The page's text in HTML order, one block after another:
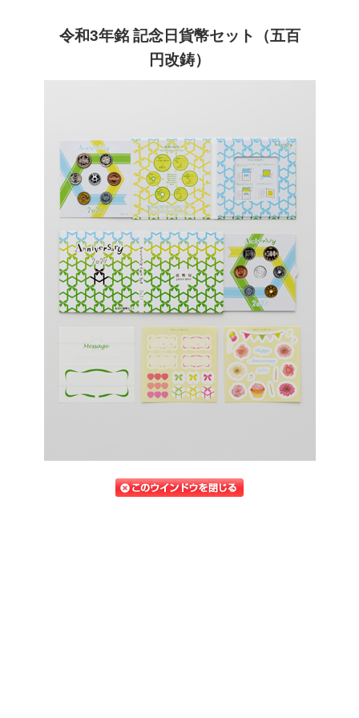
令和3年銘 記念日貨幣セット（五百
円改鋳）